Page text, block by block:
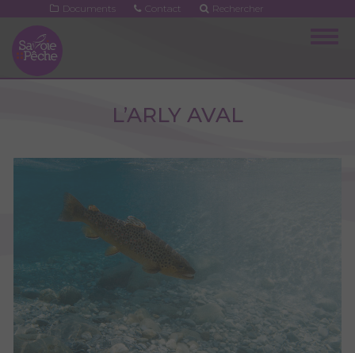
contenu
principal
Documents Contact Rechercher
L’ARLY AVAL